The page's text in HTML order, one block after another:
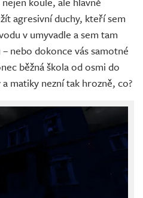
agresivní duchy, kteří sem
v umyvadle a sem tam
nebo dokonce vás samotné
běžná škola od osmi do
matiky nezní tak hrozně, co?